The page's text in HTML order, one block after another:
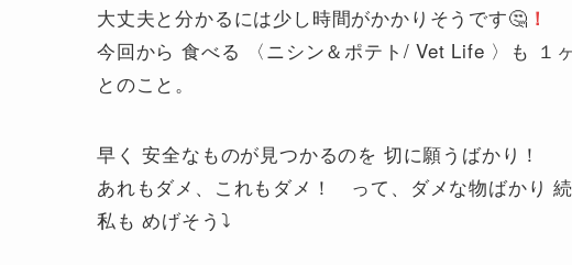
大丈夫と分かるには少し時間がかかりそうです🤔 ！
今回から 食べる 〈ニシン＆ポテト/ Vet Life 〉も １
とのこと。
早く 安全なものが見つかるのを 切に願うばかり！
あれもダメ、これもダメ！ って、ダメな物ばかり
私も めげそう⤵